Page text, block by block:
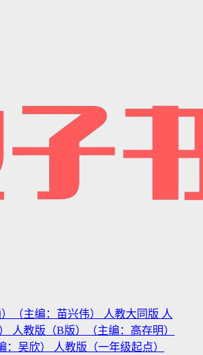
（主编：苗兴伟） 人教大同版 人
人教版（B版）（主编：高存明）
：吴欣）
人教版（一年级起点）